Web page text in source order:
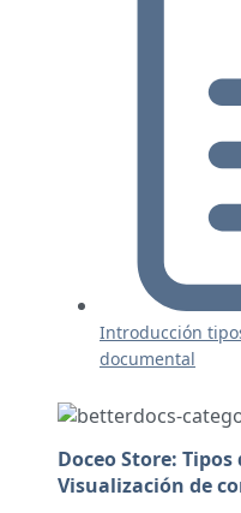
Introducción
documental
Doceo Store:
Visualización de